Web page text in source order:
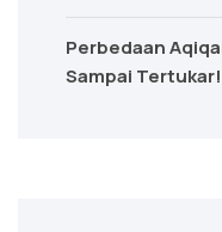
Perbedaan
Sampai Tertukar!